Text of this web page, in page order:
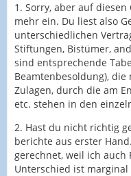
1. Sorry, aber auf
mehr ein. Du liest also
unterschiedlichen
Stiftungen, Bistümer,
sind entsprechende
Beamtenbesoldung),
Zulagen, durch die am
etc. stehen in den
2. Hast du nicht richtig
berichte aus erster
gerechnet, weil ich
Unterschied ist